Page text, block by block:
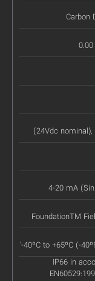
Carbon
(24Vdc
4-20 mA
FoundationTM
'-40ºC to +65ºC (-
IP66 in